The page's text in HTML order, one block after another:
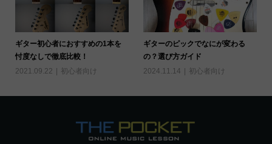
ギター初心者におすすめの1本を
忖度なしで徹底比較！
2021.09.22
初心者向け
ギターのピックでなにが変わる
の？選び方ガイド
2024.11.14
初心者向け